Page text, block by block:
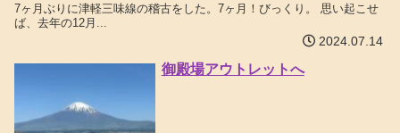
7ヶ月ぶりに津軽三味線の稽古をした。7ヶ月！びっくり。 思い起こせ
ば、去年の12月...
2024.07.14
御殿場アウトレットへ